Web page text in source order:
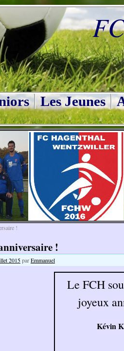
Les Jeunes
!
!
2015parEmmanuel
Le FCH
joyeux
Kévin